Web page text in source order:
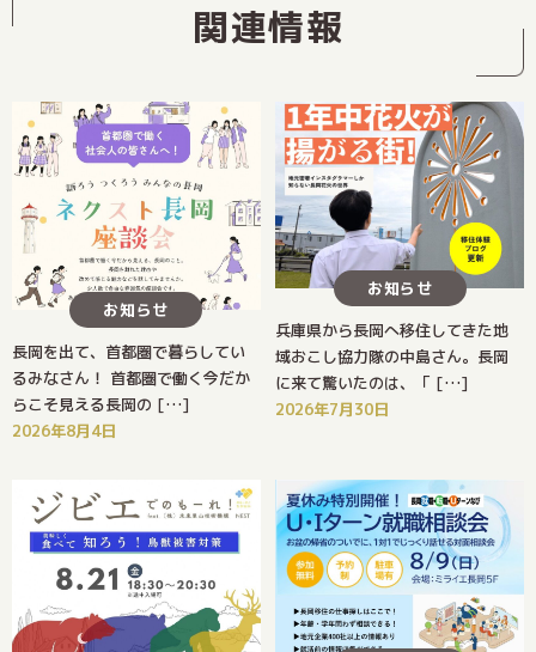
関連情報
お知らせ
長岡を出て、首都圏で暮らしてい
るみなさん！ 首都圏で働く今だか
らこそ見える長岡の […]
2026年8月4日
お知らせ
兵庫県から長岡へ移住してきた地
域おこし協力隊の中島さん。長岡
に来て驚いたのは、「 […]
2026年7月30日